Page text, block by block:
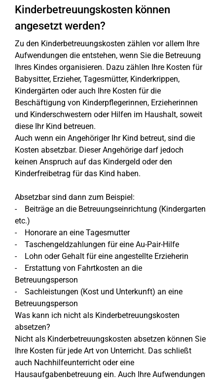
Kinderbetreuungskosten können
angesetzt werden?
Zu den Kinderbetreuungskosten zählen vor allem Ihre
Aufwendungen die entstehen, wenn Sie die Betreuung
Ihres Kindes organisieren. Dazu zählen Ihre Kosten für
Babysitter, Erzieher, Tagesmütter, Kinderkrippen,
Kindergärten oder auch Ihre Kosten für die
Beschäftigung von Kinderpflegerinnen, Erzieherinnen
und Kinderschwestern oder Hilfen im Haushalt, soweit
diese Ihr Kind betreuen.
Auch wenn ein Angehöriger Ihr Kind betreut, sind die
Kosten absetzbar. Dieser Angehörige darf jedoch
keinen Anspruch auf das Kindergeld oder den
Kinderfreibetrag für das Kind haben.
Absetzbar sind dann zum Beispiel:
- Beiträge an die Betreuungseinrichtung (Kindergarten
etc.)
- Honorare an eine Tagesmutter
- Taschengeldzahlungen für eine Au-Pair-Hilfe
- Lohn oder Gehalt für eine angestellte Erzieherin
- Erstattung von Fahrtkosten an die
Betreuungsperson
- Sachleistungen (Kost und Unterkunft) an eine
Betreuungsperson
Was kann ich nicht als Kinderbetreuungskosten
absetzen?
Nicht als Kinderbetreuungskosten absetzen können Sie
Ihre Kosten für jede Art von Unterricht. Das schließt
auch Nachhilfeunterricht oder eine
Hausaufgabenbetreuung ein. Auch Ihre Aufwendungen